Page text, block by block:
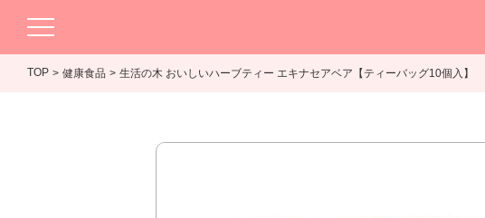
TOP 健康食品 生活の木 おいしいハーブティー エキナセアベア【ティーバッグ10個入】